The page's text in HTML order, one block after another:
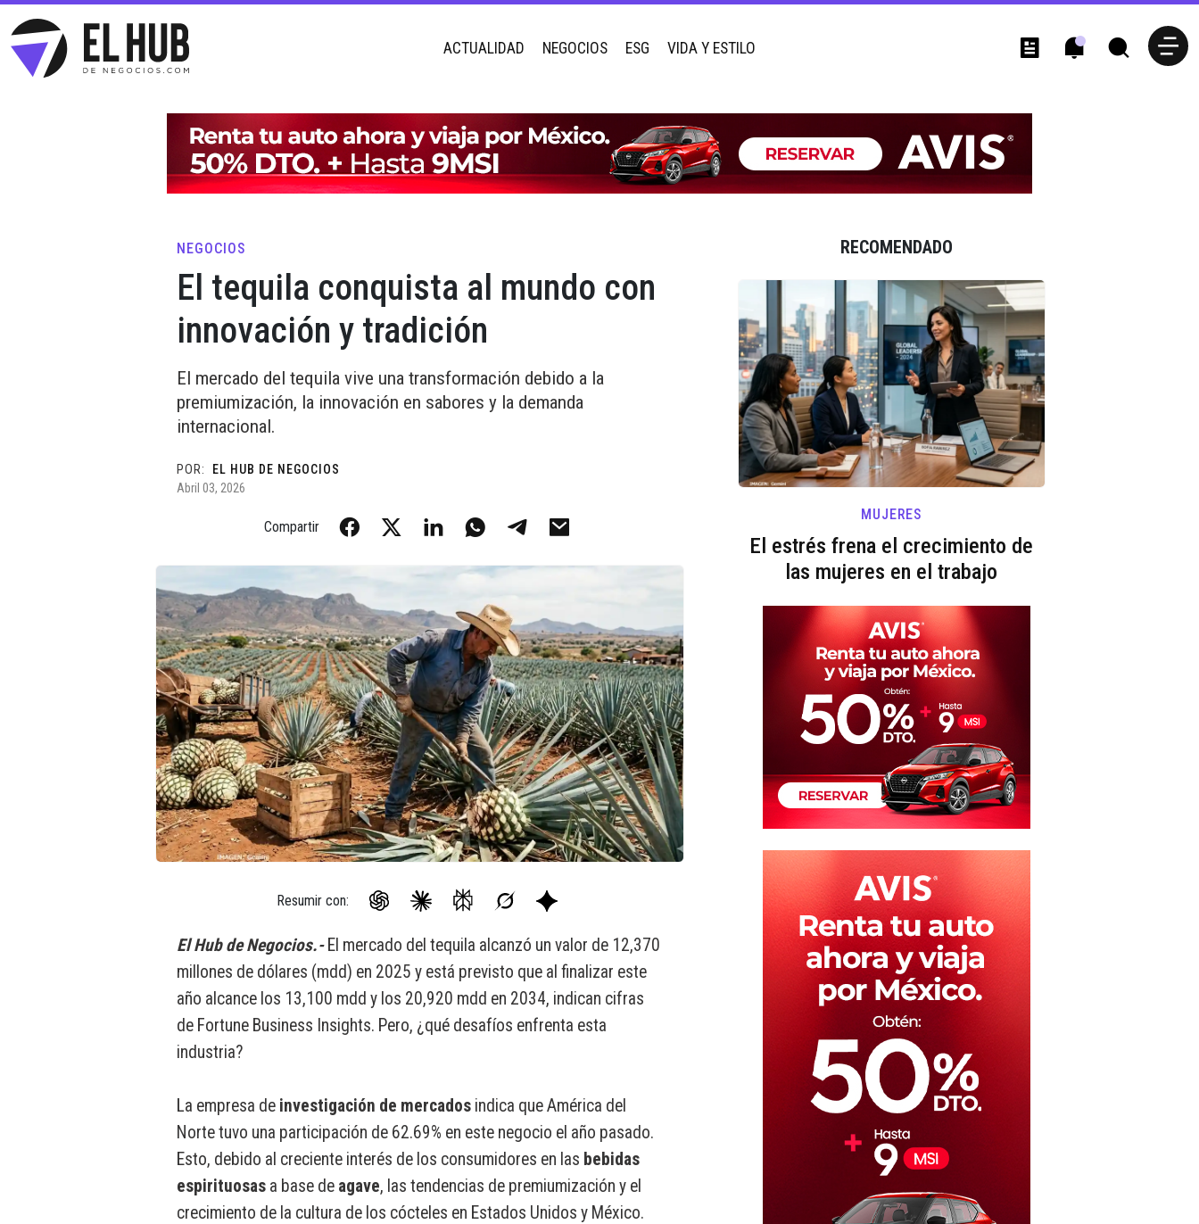
ACTUALIDAD NEGOCIOS ESG VIDA Y ESTILO
NEGOCIOS
El tequila conquista al mundo con
innovación y tradición
El mercado del tequila vive una transformación debido a la
premiumización, la innovación en sabores y la demanda
internacional.
POR:
EL HUB DE NEGOCIOS
Abril 03, 2026
Compartir
Resumir con:
El Hub de Negocios.-El mercado del tequila alcanzó un valor de 12,370
millones de dólares (mdd) en 2025 y está previsto que al finalizar este
año alcance los 13,100 mdd y los 20,920 mdd en 2034, indican cifras
de Fortune Business Insights. Pero, ¿qué desafíos enfrenta esta
industria?
La empresa de investigación de mercados indica que América del
Norte tuvo una participación de 62.69% en este negocio el año pasado.
Esto, debido al creciente interés de los consumidores en las bebidas
espirituosasa base de agave, las tendencias de premiumización y el
crecimiento de la cultura de los cócteles en Estados Unidos y México.
RECOMENDADO
MUJERES
El estrés frena el crecimiento de
las mujeres en el trabajo